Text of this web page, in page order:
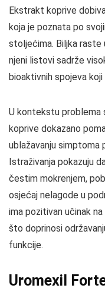
Ekstrakt koprive
koja je poznata po
stoljećima. Biljka raste
njeni listovi sadrže
bioaktivnih spojeva
U kontekstu
koprive dokazano
ublažavanju simptoma
Istraživanja pokazuju
čestim mokrenjem,
osjećaj nelagode u
ima pozitivan učinak
što doprinosi
funkcije.
Uromexil